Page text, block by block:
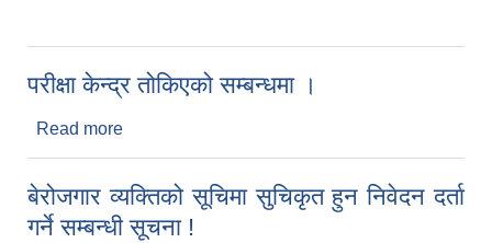
परीक्षा केन्द्र तोकिएको सम्बन्धमा ।
Read more
बेरोजगार व्यक्तिको सूचिमा सुचिकृत हुन निवेदन दर्ता
गर्ने सम्बन्धी सूचना !